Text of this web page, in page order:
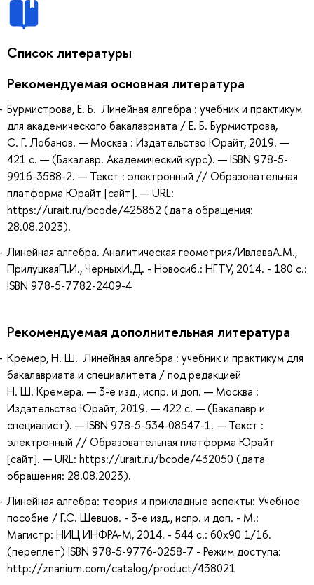
Список литературы
Рекомендуемая основная литература
Бурмистрова, Е. Б. Линейная алгебра : учебник и практикум
для академического бакалавриата / Е. Б. Бурмистрова,
С. Г. Лобанов. — Москва : Издательство Юрайт, 2019. —
421 с. — (Бакалавр. Академический курс). — ISBN 978-5-
9916-3588-2. — Текст : электронный // Образовательная
платформа Юрайт [сайт]. — URL:
https://urait.ru/bcode/425852 (дата обращения:
28.08.2023).
Линейная алгебра. Аналитическая геометрия/ИвлеваА.М.,
ПрилуцкаяП.И., ЧерныхИ.Д. - Новосиб.: НГТУ, 2014. - 180 с.:
ISBN 978-5-7782-2409-4
Рекомендуемая дополнительная литература
Кремер, Н. Ш. Линейная алгебра : учебник и практикум для
бакалавриата и специалитета / под редакцией
Н. Ш. Кремера. — 3-е изд., испр. и доп. — Москва :
Издательство Юрайт, 2019. — 422 с. — (Бакалавр и
специалист). — ISBN 978-5-534-08547-1. — Текст :
электронный // Образовательная платформа Юрайт
[сайт]. — URL: https://urait.ru/bcode/432050 (дата
обращения: 28.08.2023).
Линейная алгебра: теория и прикладные аспекты: Учебное
пособие / Г.С. Шевцов. - 3-e изд., испр. и доп. - М.:
Магистр: НИЦ ИНФРА-М, 2014. - 544 с.: 60x90 1/16.
(переплет) ISBN 978-5-9776-0258-7 - Режим доступа:
http://znanium.com/catalog/product/438021